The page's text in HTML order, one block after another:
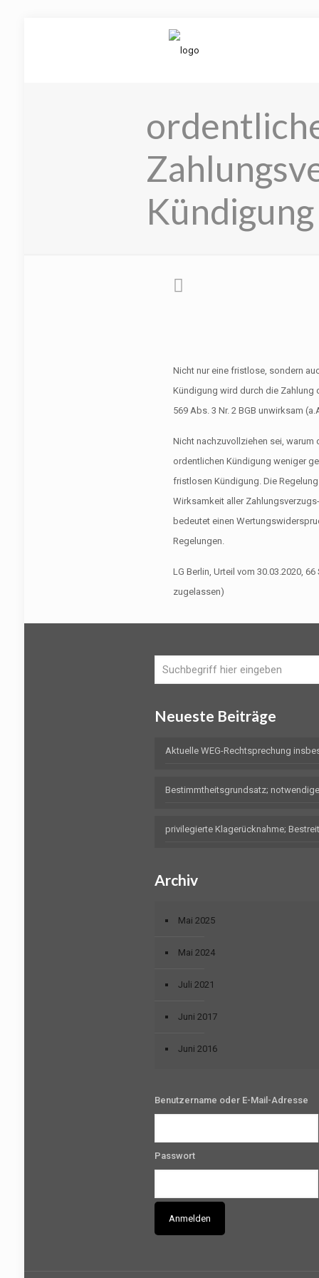
Kündigung
Nicht nur eine fristlose, sondern
Kündigung wird durch die
569 Abs. 3 Nr. 2 BGB unwirksam
Nicht nachzuvollziehen sei, warum
ordentlichen Kündigung weniger
fristlosen Kündigung. Die
Wirksamkeit aller
bedeutet einen
Regelungen.
LG Berlin, Urteil vom 30.03.2020,
zugelassen)
Neueste Beiträge
Aktuelle WEG-Rechtsprechung
Bestimmtheitsgrundsatz;
privilegierte Klagerücknahme;
Archiv
Mai 2025
Mai 2024
Juli 2021
Juni 2017
Juni 2016
Benutzername oder E-Mail-Adresse
Passwort